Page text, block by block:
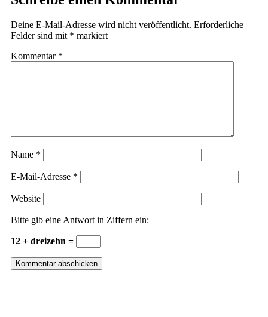
Deine E-Mail-Adresse wird nicht veröffentlicht. Erforderliche
Felder sind mit * markiert
Kommentar *
Name *
E-Mail-Adresse *
Website
Bitte gib eine Antwort in Ziffern ein:
12 + dreizehn =